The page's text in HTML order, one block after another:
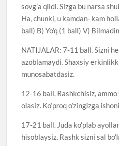
sovg’a qildi. Sizga bu narsa
Ha, chunki, u kamdan- kam
ball) B) Yo’q (1 ball) V)
NATIJALAR: 7-11 ball. Sizni
azoblamaydi. Shaxsiy
munosabatdasiz.
12-16 ball. Rashkchisiz,
olasiz. Ko’proq o’zingizga
17-21 ball. Juda ko’plab
hisoblaysiz. Rashk sizni sal